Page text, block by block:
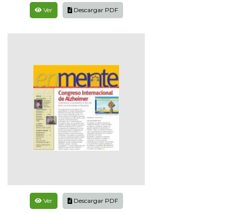
Ver Descargar PDF
Ver Descargar PDF